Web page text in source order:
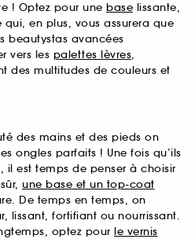
! Optez pour une base lissante,
en plus, vous assurera que
beautystas avancées
vers les palettes lèvres,
des multitudes de couleurs et
des mains et des pieds on
ongles parfaits ! Une fois qu’ils
il est temps de penser à choisir
une base et un top-coat
De temps en temps, on
lissant, fortifiant ou nourrissant.
optez pour le vernis